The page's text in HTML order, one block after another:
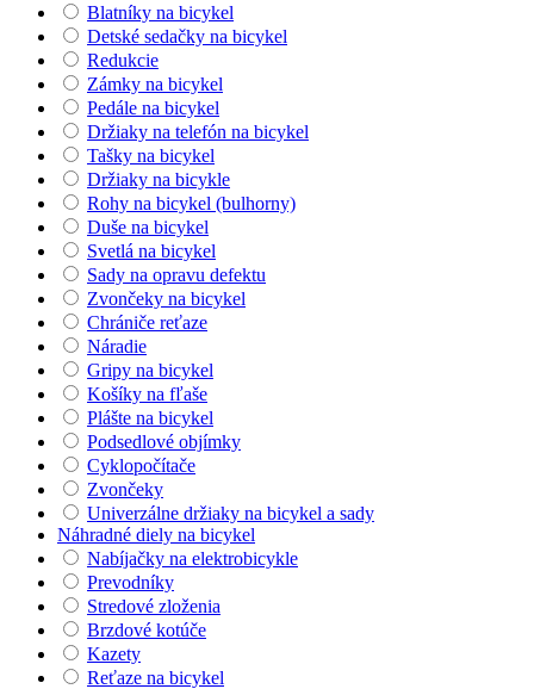
Blatníky na bicykel
Detské sedačky na bicykel
Redukcie
Zámky na bicykel
Pedále na bicykel
Držiaky na telefón na bicykel
Tašky na bicykel
Držiaky na bicykle
Rohy na bicykel (bulhorny)
Duše na bicykel
Svetlá na bicykel
Sady na opravu defektu
Zvončeky na bicykel
Chrániče reťaze
Náradie
Gripy na bicykel
Košíky na fľaše
Plášte na bicykel
Podsedlové objímky
Cyklopočítače
Zvončeky
Univerzálne držiaky na bicykel a sady
Náhradné diely na bicykel
Nabíjačky na elektrobicykle
Prevodníky
Stredové zloženia
Brzdové kotúče
Kazety
Reťaze na bicykel